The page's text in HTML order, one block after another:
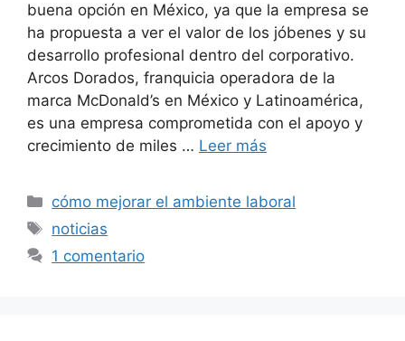
buena opción en México, ya que la empresa se
ha propuesta a ver el valor de los jóbenes y su
desarrollo profesional dentro del corporativo.
Arcos Dorados, franquicia operadora de la
marca McDonald’s en México y Latinoamérica,
es una empresa comprometida con el apoyo y
crecimiento de miles … Leer más
Categorías
cómo mejorar el ambiente laboral
Etiquetas
noticias
1 comentario